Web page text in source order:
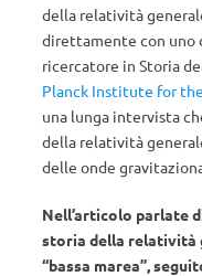
della relatività
direttamente con uno
ricercatore in Storia
Planck Institute for
una lunga intervista
della relatività
delle onde
Nell’articolo parlate
storia della relatività
“bassa marea”,